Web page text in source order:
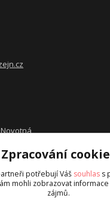
Zpracování
potřebují Váš souhlas s
mohli zobrazovat informace
zájmů.